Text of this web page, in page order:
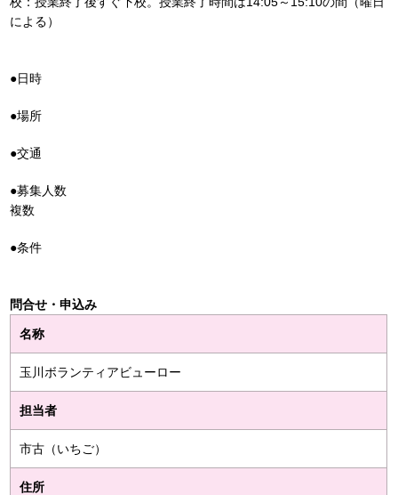
による）
●日時
●場所
●交通
●募集人数
複数
●条件
問合せ・申込み
名称
玉川ボランティアビューロー
担当者
市古（いちご）
住所